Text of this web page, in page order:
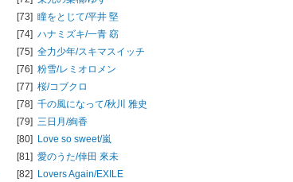
[73] 瞳をとじて/平井 堅
[74] ハナミズキ/一青 窈
[75] 全力少年/スキマスイッチ
[76] 粉雪/レミオロメン
[77] 桜/コブクロ
[78] 千の風になって/秋川 雅史
[79] 三日月/絢香
[80] Love so sweet/嵐
[81] 愛のうた/倖田 來未
[82] Lovers Again/EXILE